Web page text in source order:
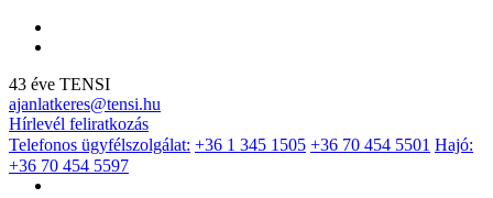
43 éve TENSI
ajanlatkeres@tensi.hu
Hírlevél feliratkozás
Telefonos ügyfélszolgálat: +36 1 345 1505 +36 70 454 5501 Hajó:
+36 70 454 5597